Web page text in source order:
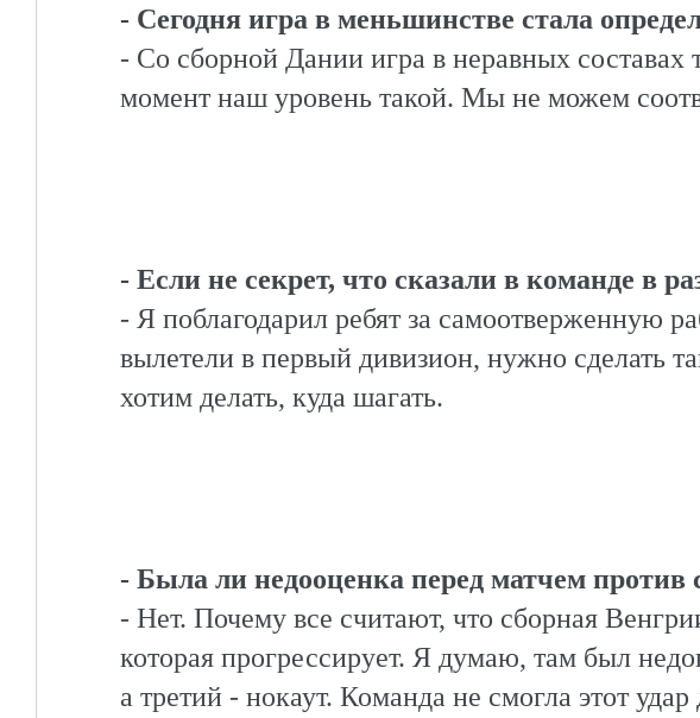
- Сегодня игра в меньшинстве стала
- Со сборной Дании игра в неравных
момент наш уровень такой. Мы не можем
- Если не секрет, что сказали в команде в
- Я поблагодарил ребят за самоотверженную
вылетели в первый дивизион, нужно сделать
хотим делать, куда шагать.
- Была ли недооценка перед матчем против
- Нет. Почему все считают, что сборная
которая прогрессирует. Я думаю, там был
а третий - нокаут. Команда не смогла этот